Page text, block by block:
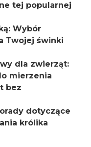
tej popularnej
Wybór
Twojej świnki
dla zwierząt:
mierzenia
bez
dotyczące
królika